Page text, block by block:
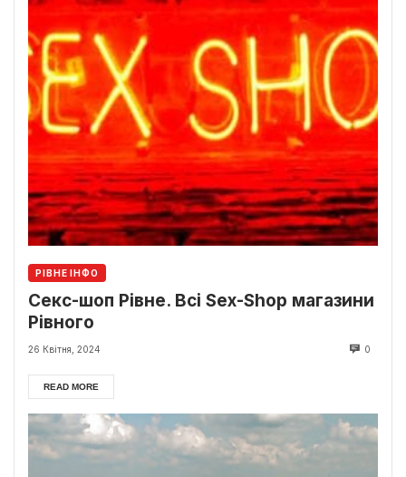
РІВНЕ ІНФО
Секс-шоп Рівне. Всі Sex-Shop магазини
Рівного
26 Квітня, 2024 0
READ MORE